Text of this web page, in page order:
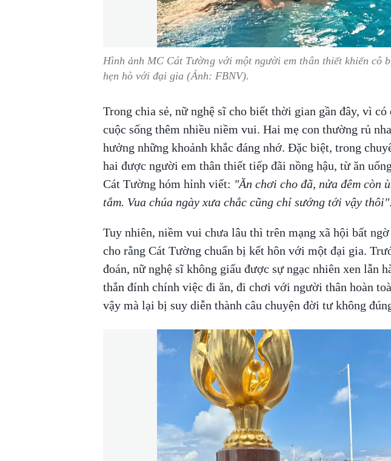
Hình ảnh MC Cát Tường với một người em thân thiết khiến cô
hẹn hò với đại gia (Ảnh: FBNV).
Trong chia sẻ, nữ nghệ sĩ cho biết thời gian gần đây, vì có
cuộc sống thêm nhiều niềm vui. Hai mẹ con thường rủ
hưởng những khoảnh khắc đáng nhớ. Đặc biệt, trong
hai được người em thân thiết tiếp đãi nồng hậu, từ ăn
Cát Tường hóm hỉnh viết: "Ăn chơi cho đã, nửa đêm còn
tắm. Vua chúa ngày xưa chắc cũng chỉ sướng tới vậy thôi".
Tuy nhiên, niềm vui chưa lâu thì trên mạng xã hội bất
cho rằng Cát Tường chuẩn bị kết hôn với một đại gia.
đoán, nữ nghệ sĩ không giấu được sự ngạc nhiên xen lẫn
thắn đính chính việc đi ăn, đi chơi với người thân hoàn
vậy mà lại bị suy diễn thành câu chuyện đời tư không